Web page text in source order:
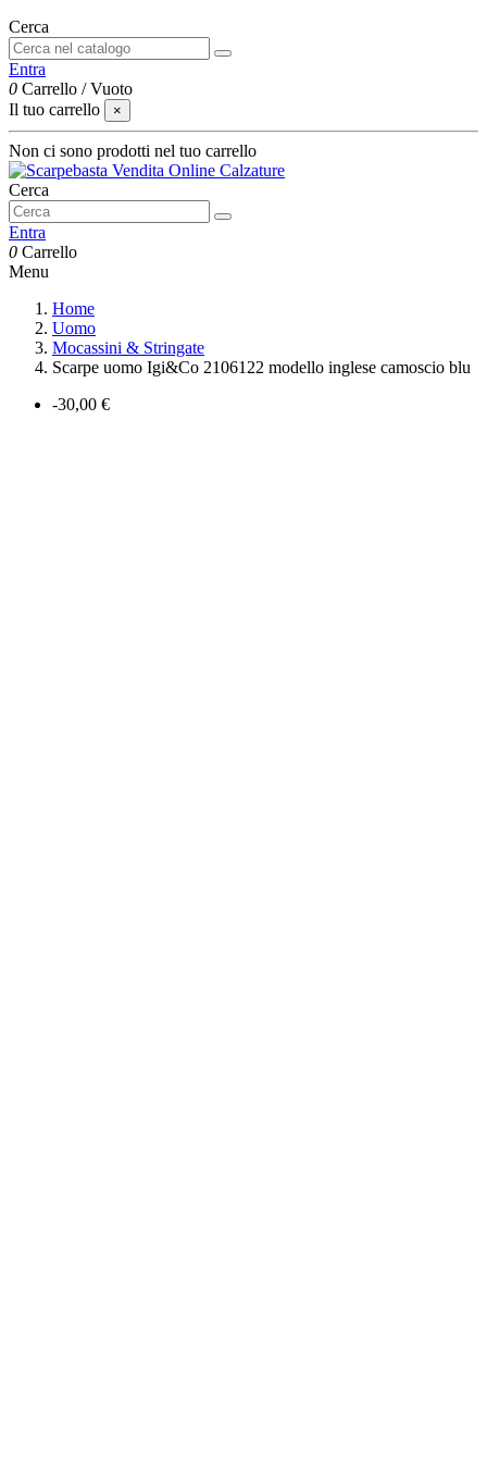
Cerca
Entra
0 Carrello /Vuoto
Il tuo carrello
×
Non ci sono prodotti nel tuo carrello
Cerca
Entra
0 Carrello
Menu
Home
Uomo
Mocassini & Stringate
Scarpe uomo Igi&Co 2106122 modello inglese camoscio blu
-30,00 €